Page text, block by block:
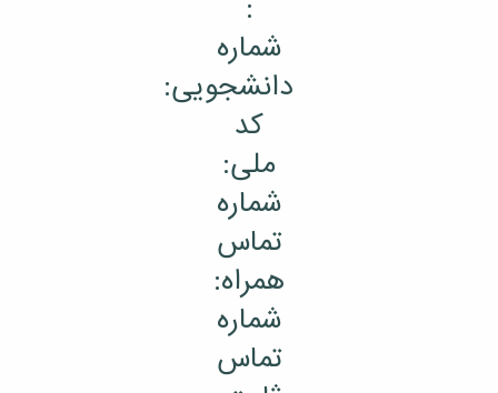
شماره
دانشجویی:
شماره
تماس
همراه:
شماره
تماس